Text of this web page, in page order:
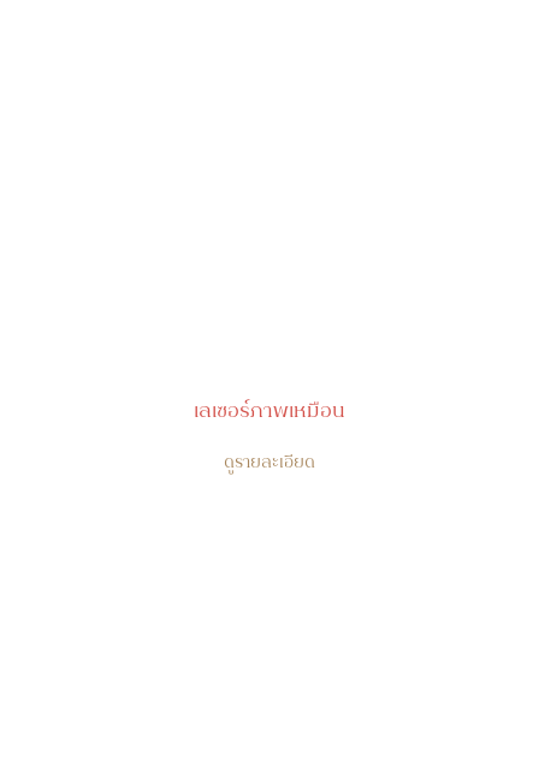
เลเซอร์ภาพเหมือน
ดูรายละเอียด